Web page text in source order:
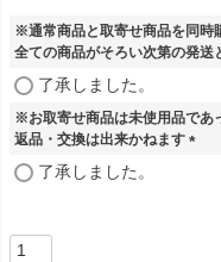
※通常商品と取寄せ商品を同時
全ての商品がそろい次第の発送
了承しました。
※お取寄せ商品は未使用品であ
返品・交換は出来かねます
了承しました。